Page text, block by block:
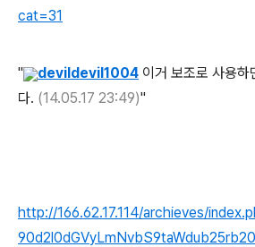
cat=31
" devildevil1004 이거 보조로 사용하
다. (14.05.17 23:49)"
http://166.62.17.114/archieves/